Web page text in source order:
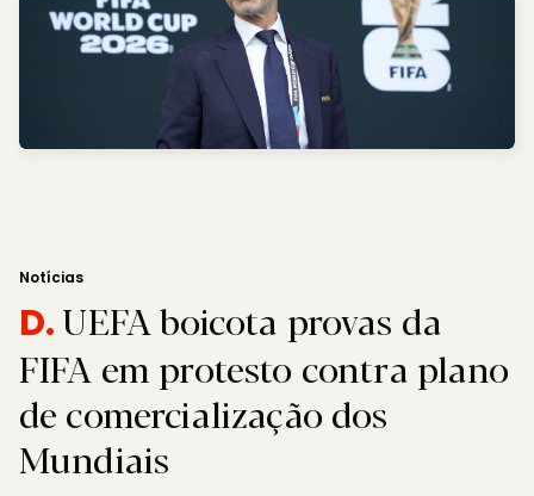
Notícias
D.UEFA boicota provas da
FIFA em protesto contra plano
de comercialização dos
Mundiais